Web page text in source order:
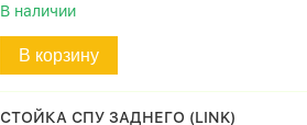
В наличии
В корзину
СТОЙКА СПУ ЗАДНЕГО (LINK)